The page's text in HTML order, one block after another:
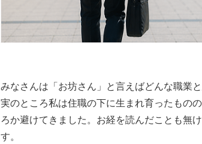
みなさんは「お坊さん」と言えばどんな職業
実のところ私は住職の下に生まれ育ったもの
ろか避けてきました。お経を読んだことも無
す。